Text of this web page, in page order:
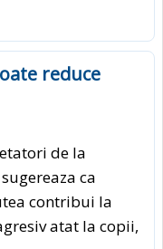
reduce
de la
ca
contribui la
atat la copii,